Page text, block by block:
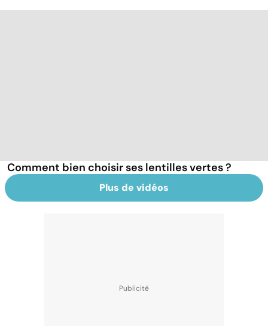
Comment bien choisir ses lentilles vertes ?
Plus de vidéos